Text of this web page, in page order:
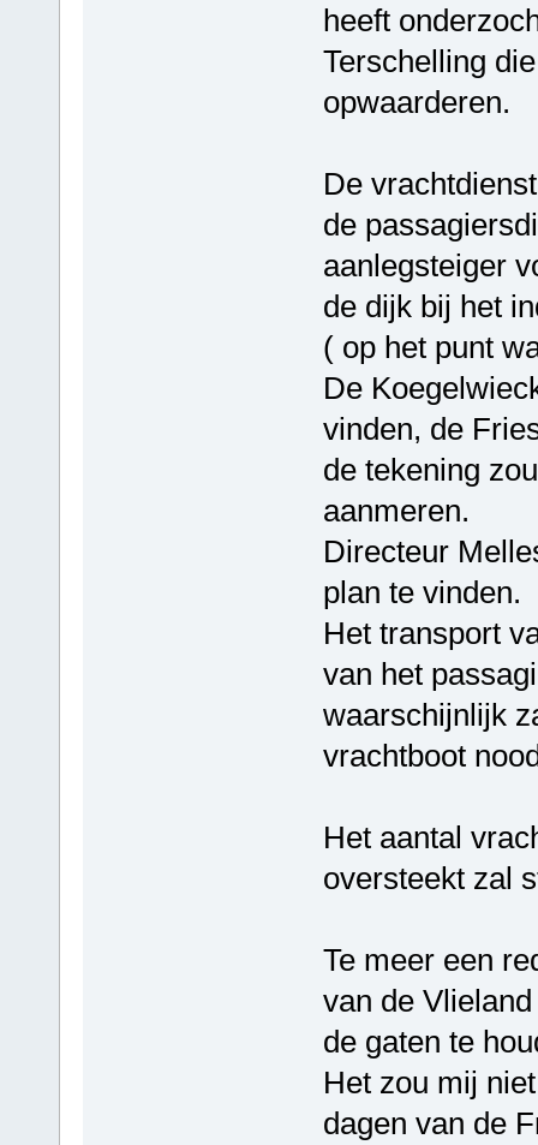
heeft
Terschelling
opwaarderen.
De
de
aanlegsteiger
de dijk bij het
( op het punt
De
vinden, de
de tekening
aanmeren.
Directeur
plan te vinden.
Het transport
van het
waarschijnlijk
vrachtboot
Het aantal
oversteekt zal
Te meer een
van de
de gaten te
Het zou mij
dagen van de